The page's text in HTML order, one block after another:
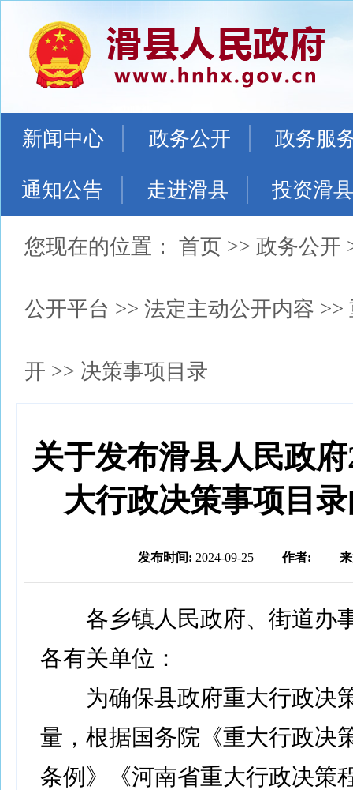
新闻中心 政务公开 政务服
通知公告 走进滑县 投资滑县
您现在的位置： 首页 >> 政务公开
公开平台 >> 法定主动公开内容 >>
开 >> 决策事项目录
关于发布滑县人民政府
大行政决策事项目
发布时间: 2024-09-25 作者:
各乡镇人民政府、街道办
各有关单位：
为确保县政府重大行政决
量，根据国务院《重大行政决
条例》《河南省重大行政决策